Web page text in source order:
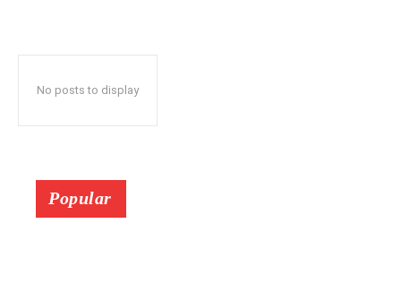
No posts to display
Popular